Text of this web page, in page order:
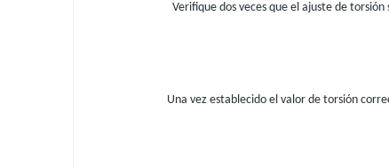
Verifique dos veces que el ajuste de
Una vez establecido el valor de torsión